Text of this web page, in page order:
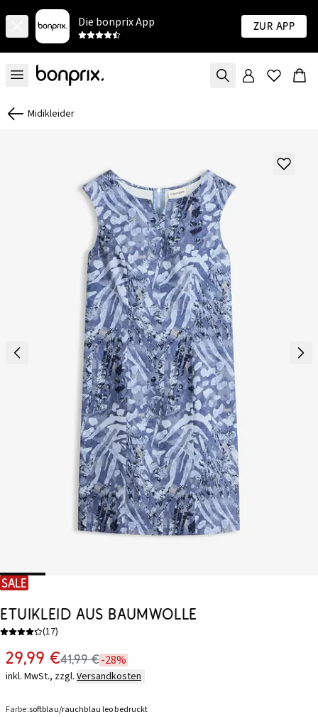
Die bonprix App Zur App
Midikleider
SALE
Etuikleid aus Baumwolle
(17)
29,99 €41,99 €-28%
inkl. MwSt., zzgl. Versandkosten
Farbe:softblau/rauchblau leo bedruckt